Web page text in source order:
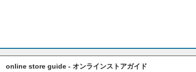
online store guide - オンラインストアガイド